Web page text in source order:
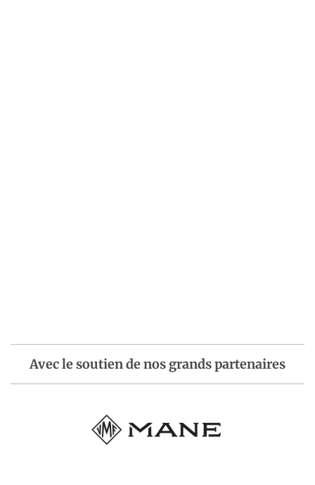
Avec le soutien de nos grands partenaires